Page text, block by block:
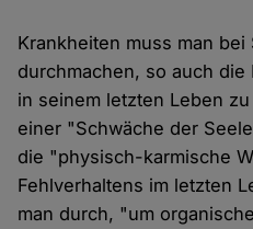
Krankheiten muss man
durchmachen, so auch
in seinem letzten Leben
einer "Schwäche der
die "physisch-karmische
Fehlverhaltens im letzten
man durch, "um